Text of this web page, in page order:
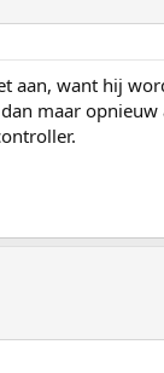
aan, want hij
maar